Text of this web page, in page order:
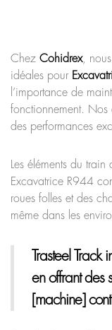
Chez Cohidrex,
idéales pour
l’importance de
fonctionnement. Nos
des performances
Les éléments du
Excavatrice R944
roues folles et des
même dans les
Trasteel Track
en offrant des
[machine]